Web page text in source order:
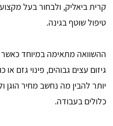
קרית ביאליק, ולבחור בעל
טיפול שוטף בגינה.
ההשוואה מתאימה במיוחד כאשר
גיזום עצים גבוהים, פינוי גזם
יותר להבין מה נחשב מחיר הוגן
כלולים בעבודה.